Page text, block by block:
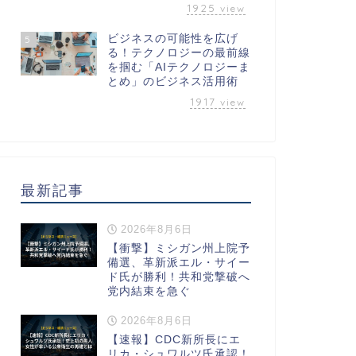
1925 view
5
ビジネスの可能性を広げ
る！テクノロジーの最前線
を掴む「AIテクノロジーま
とめ」のビジネス活用術
1917 view
最新記事
2026年8月6日
【衝撃】ミシガン州上院予
備選、革新派エル・サイー
ド氏が勝利！共和党撃破へ
党内結束を急ぐ
2026年8月6日
【速報】CDC新所長にエ